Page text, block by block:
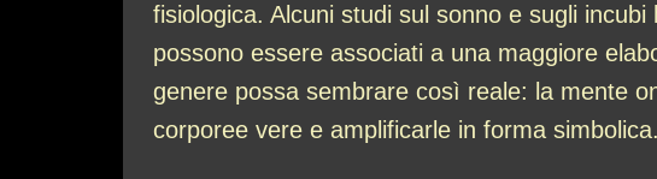
fisiologica. Alcuni studi sul sonno e sugli
possono essere associati a una maggiore
genere possa sembrare così reale: la mente
corporee vere e amplificarle in forma simbolica.